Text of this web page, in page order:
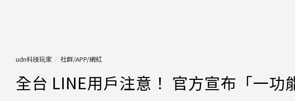
udn科技玩家 社群/APP/網紅
全台 LINE用戶注意！ 官方宣布「一功